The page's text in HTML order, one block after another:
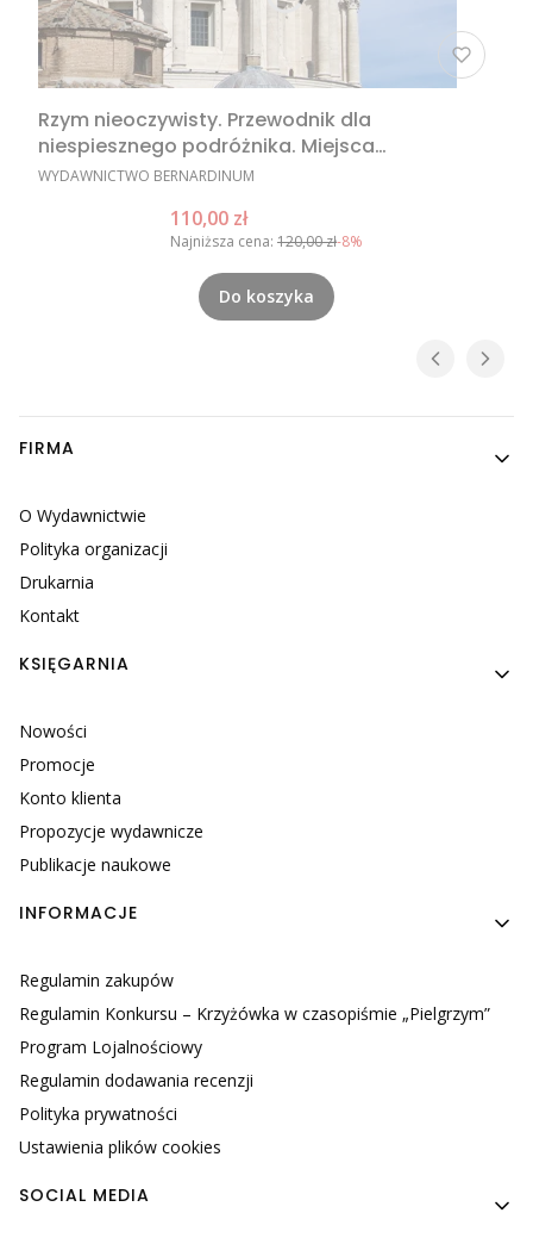
Rzym nieoczywisty. Przewodnik dla
niespiesznego podróżnika. Miejsca
nieoczywiste w Rzymie, nietypowe atrakcje
PRODUCENT
WYDAWNICTWO BERNARDINUM
Cena promocyjna
110,00 zł
Najniższa cena: 120,00 zł-8%
Do koszyka
Linki w stopce
FIRMA
O Wydawnictwie
Polityka organizacji
Drukarnia
Kontakt
KSIĘGARNIA
Nowości
Promocje
Konto klienta
Propozycje wydawnicze
Publikacje naukowe
INFORMACJE
Regulamin zakupów
Regulamin Konkursu – Krzyżówka w czasopiśmie „Pielgrzym”
Program Lojalnościowy
Regulamin dodawania recenzji
Polityka prywatności
Ustawienia plików cookies
SOCIAL MEDIA